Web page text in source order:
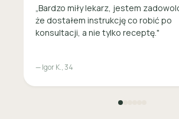
„Bardzo miły lekarz, jestem
że dostałem instrukcję co robić po
konsultacji, a nie tylko receptę."
— Igor K., 34